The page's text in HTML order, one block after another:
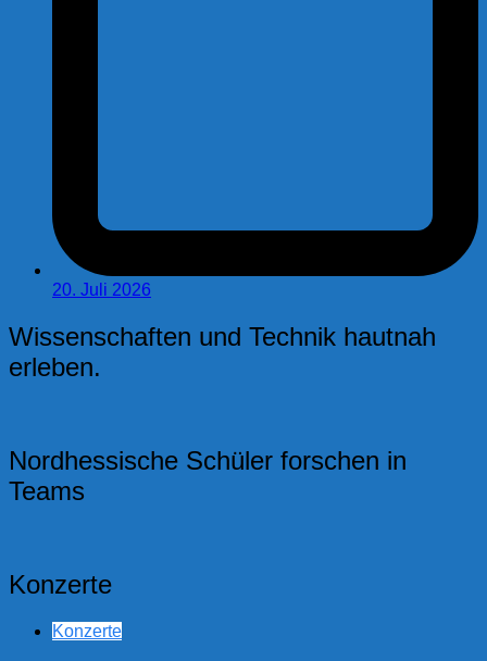
20. Juli 2026
Wissenschaften und Technik hautnah
erleben.
Nordhessische Schüler forschen in
Teams
Konzerte
Konzerte